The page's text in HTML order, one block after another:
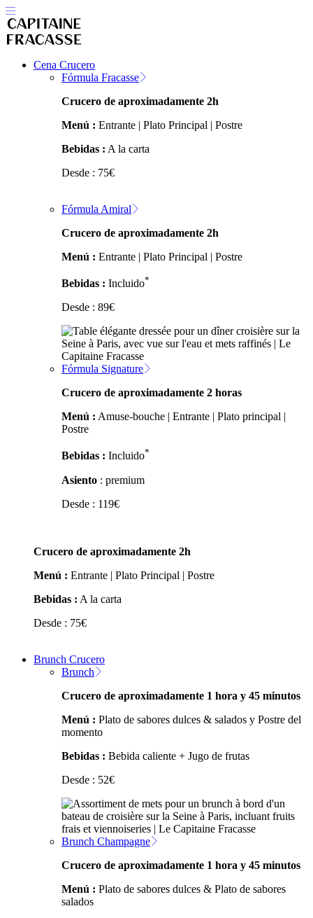
Cena Crucero
Fórmula Fracasse
Crucero de aproximadamente 2h
Menú : Entrante | Plato Principal | Postre
Bebidas : A la carta
Desde : 75€
Fórmula Amiral
Crucero de aproximadamente 2h
Menú : Entrante | Plato Principal | Postre
Bebidas : Incluido*
Desde : 89€
Fórmula Signature
Crucero de aproximadamente 2 horas
Menú : Amuse-bouche | Entrante | Plato principal |
Postre
Bebidas : Incluido*
Asiento : premium
Desde : 119€
Crucero de aproximadamente 2h
Menú : Entrante | Plato Principal | Postre
Bebidas : A la carta
Desde : 75€
Brunch Crucero
Brunch
Crucero de aproximadamente 1 hora y 45 minutos
Menú : Plato de sabores dulces & salados y Postre del
momento
Bebidas : Bebida caliente + Jugo de frutas
Desde : 52€
Brunch Champagne
Crucero de aproximadamente 1 hora y 45 minutos
Menú : Plato de sabores dulces & Plato de sabores
salados